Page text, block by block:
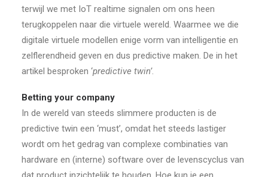
terwijl we met IoT realtime signalen om ons heen
terugkoppelen naar die virtuele wereld. Waarmee we die
digitale virtuele modellen enige vorm van intelligentie en
zelflerendheid geven en dus predictive maken. De in het
artikel besproken ‘predictive twin’.
Betting your company
In de wereld van steeds slimmere producten is de
predictive twin een ‘must’, omdat het steeds lastiger
wordt om het gedrag van complexe combinaties van
hardware en (interne) software over de levenscyclus van